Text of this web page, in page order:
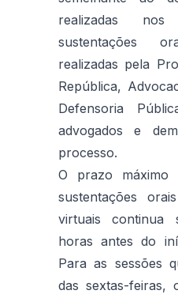
realizadas
sustentações
realizadas pela
República,
Defensoria
advogados e
processo.
O prazo
sustentações
virtuais
horas antes do
Para as sessões
das sextas-feiras,